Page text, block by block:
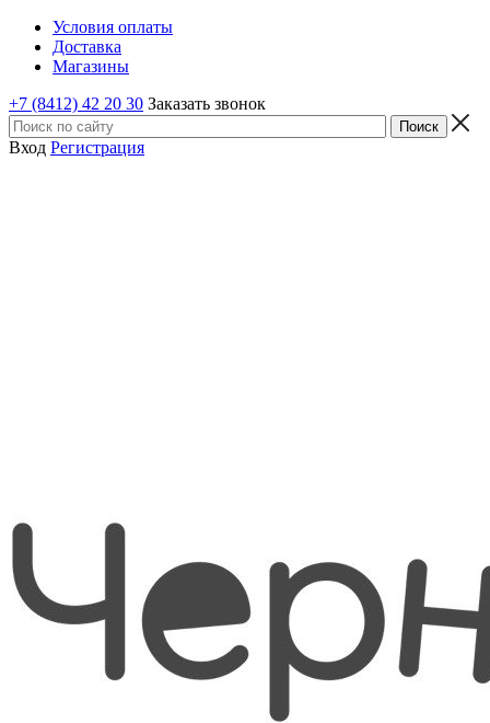
Условия оплаты
Доставка
Магазины
+7 (8412) 42 20 30 Заказать звонок
Вход Регистрация